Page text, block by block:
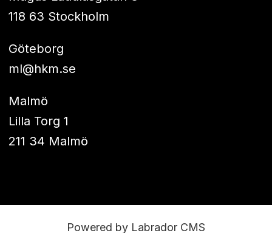
118 63 Stockholm
Göteborg
ml@hkm.se
Malmö
Lilla Torg 1
211 34 Malmö
Powered by Labrador CMS